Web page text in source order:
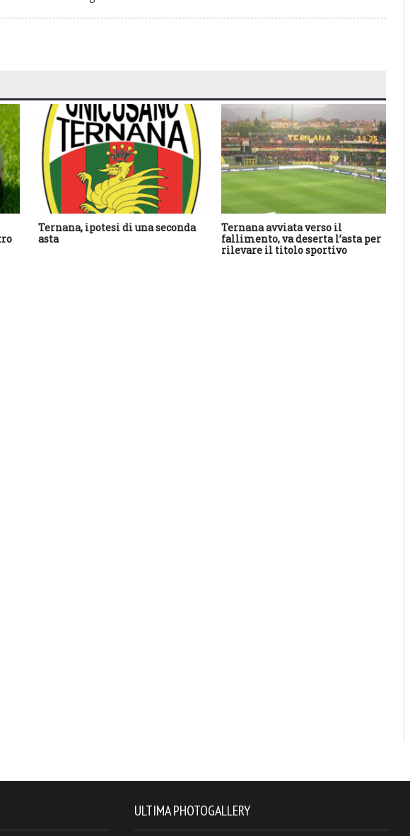
Ternana, ipotesi di una seconda
asta
Ternana avviata verso il
fallimento, va deserta l’asta per
rilevare il titolo sportivo
ULTIMA PHOTOGALLERY